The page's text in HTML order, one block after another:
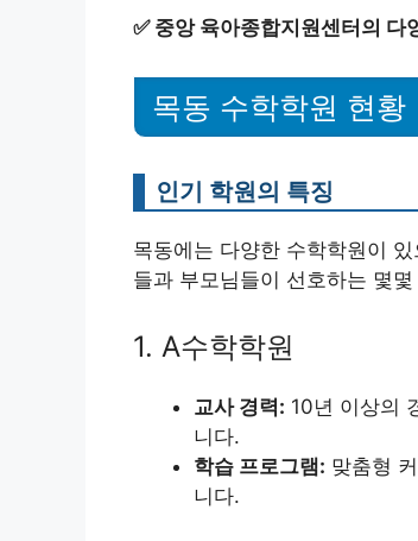
✅ 중앙 육아종합지원센터의 다
목동 수학학원 현황
인기 학원의 특징
목동에는 다양한 수학학원이
들과 부모님들이 선호하는 몇
1. A수학학원
교사 경력: 10년 이상의
니다.
학습 프로그램: 맞춤형
니다.